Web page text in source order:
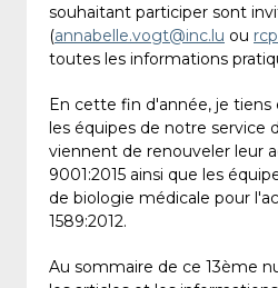
souhaitant participer sont
(annabelle.vogt@inc.lu ou
toutes les informations
En cette fin d'année, je
les équipes de notre service
viennent de renouveler leur
9001:2015 ainsi que les
de biologie médicale pour
1589:2012.
Au sommaire de ce 13ème